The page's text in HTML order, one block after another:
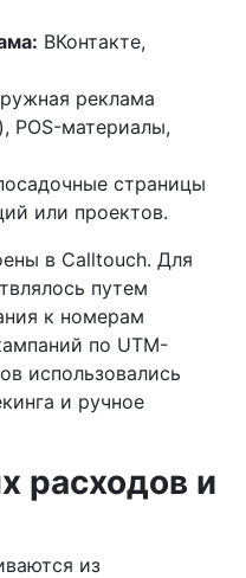
ВКонтакте,
реклама
POS-материалы,
страницы
или проектов.
в Calltouch. Для
путем
к номерам
по UTM-
использовались
и ручное
расходов и
из